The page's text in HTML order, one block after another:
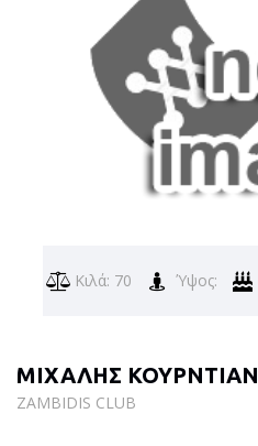
Κιλά: 70 Ύψος:
ΜΙΧΑΛΗΣ ΚΟΥΡΝΤΙΑΝ
ZAMBIDIS CLUB